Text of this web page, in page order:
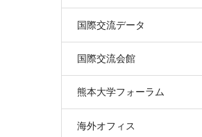
国際交流データ
国際交流会館
熊本大学フォーラム
海外オフィス